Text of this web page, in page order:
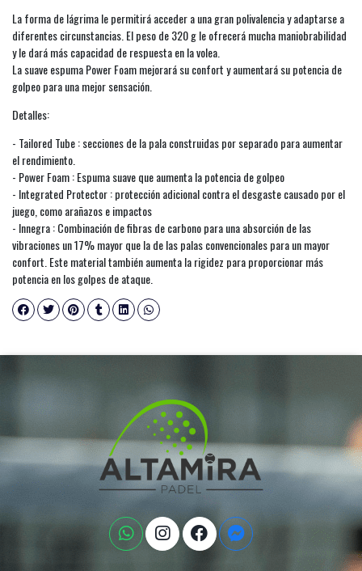
La forma de lágrima le permitirá acceder a una gran polivalencia y adaptarse a
diferentes circunstancias. El peso de 320 g le ofrecerá mucha maniobrabilidad
y le dará más capacidad de respuesta en la volea.
La suave espuma Power Foam mejorará su confort y aumentará su potencia de
golpeo para una mejor sensación.
Detalles:
- Tailored Tube : secciones de la pala construidas por separado para aumentar
el rendimiento.
- Power Foam : Espuma suave que aumenta la potencia de golpeo
- Integrated Protector : protección adicional contra el desgaste causado por el
juego, como arañazos e impactos
- Innegra : Combinación de fibras de carbono para una absorción de las
vibraciones un 17% mayor que la de las palas convencionales para un mayor
confort. Este material también aumenta la rigidez para proporcionar más
potencia en los golpes de ataque.